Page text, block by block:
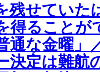
残せてい
得ることが
な金曜」
決定は難航